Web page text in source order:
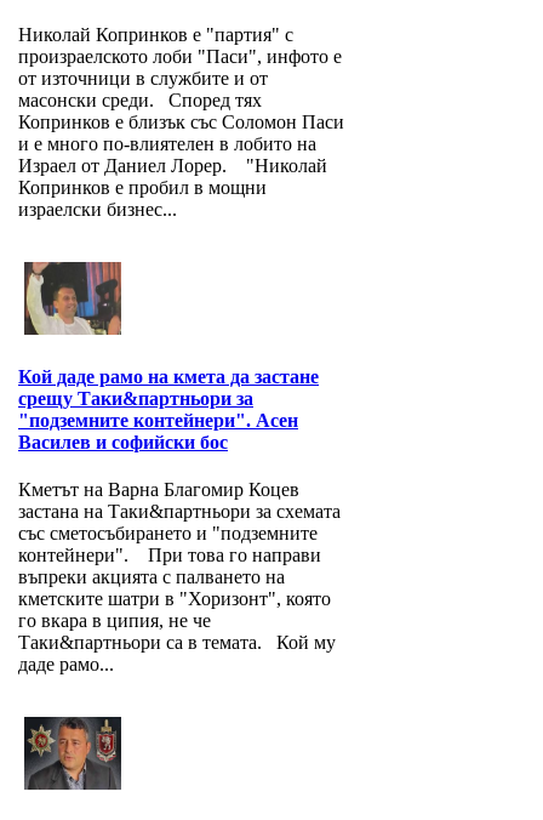
Николай Копринков е "партия" с
произраелското лоби "Паси", инфото е
от източници в службите и от
масонски среди. Според тях
Копринков е близък със Соломон Паси
и е много по-влиятелен в лобито на
Израел от Даниел Лорер. "Николай
Копринков е пробил в мощни
израелски бизнес...
Кой даде рамо на кмета да застане
срещу Таки&партньори за
"подземните контейнери". Асен
Василев и софийски бос
Кметът на Варна Благомир Коцев
застана на Таки&партньори за схемата
със сметосъбирането и "подземните
контейнери". При това го направи
въпреки акцията с палването на
кметските шатри в "Хоризонт", която
го вкара в ципия, не че
Таки&партньори са в темата. Кой му
даде рамо...